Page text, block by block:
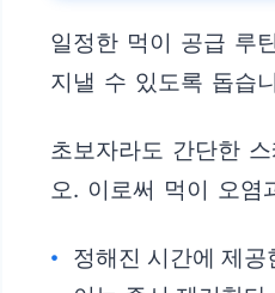
일정한 먹이 공급 루
지낼 수 있도록 돕습
초보자라도 간단한
오. 이로써 먹이 오염
정해진 시간에 제